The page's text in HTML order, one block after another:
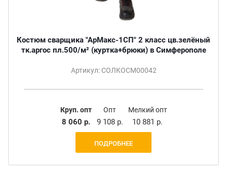
Костюм сварщика "АрМакс-1СП" 2 класс цв.зелёный
тк.аргос пл.500/м² (куртка+брюки) в Симферополе
Артикул: СОЛКОСМ00042
Круп. опт
8 060 р.
Опт
9 108 р.
Мелкий опт
10 881 р.
ПОДРОБНЕЕ